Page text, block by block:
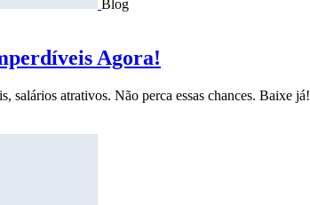
Blog
Agora!
salários atrativos. Não perca essas chances. Baixe já!